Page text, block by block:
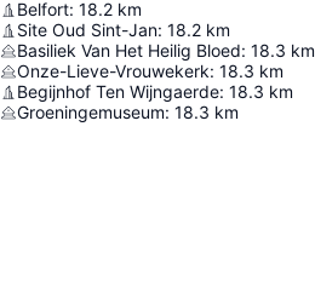
Belfort: 18.2 km
Site Oud Sint-Jan: 18.2 km
Basiliek Van Het Heilig Bloed: 18.3 km
Onze-Lieve-Vrouwekerk: 18.3 km
Begijnhof Ten Wijngaerde: 18.3 km
Groeningemuseum: 18.3 km